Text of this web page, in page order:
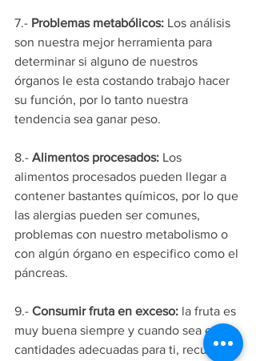
7.- Problemas metabólicos: Los análisis
son nuestra mejor herramienta para
determinar si alguno de nuestros
órganos le esta costando trabajo hacer
su función, por lo tanto nuestra
tendencia sea ganar peso.
8.- Alimentos procesados: Los
alimentos procesados pueden llegar a
contener bastantes químicos, por lo que
las alergias pueden ser comunes,
problemas con nuestro metabolismo o
con algún órgano en especifico como el
páncreas.
9.- Consumir fruta en exceso: la fruta es
muy buena siempre y cuando sea en
cantidades adecuadas para ti, recuerda